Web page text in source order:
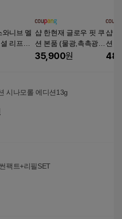
와니브 멜
리프팅
쿠션 1+
샵 한현재 글로우 핏 쿠
션 본품 (물광,촉촉광
채,수분볼륨,SPF40 PA
35,900원
샵
션
1호
시나모롤 에디션13g
팩트+리필SET